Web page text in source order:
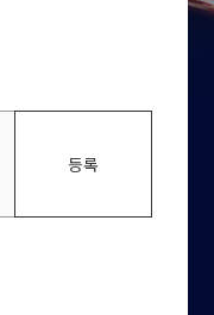
등록